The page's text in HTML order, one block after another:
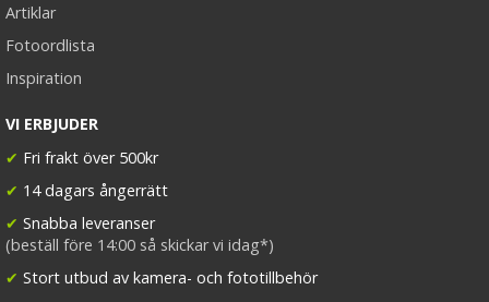
Artiklar
Fotoordlista
Inspiration
VI ERBJUDER
✔ Fri frakt över 500kr
✔ 14 dagars ångerrätt
✔ Snabba leveranser
(beställ före 14:00 så skickar vi idag*)
✔ Stort utbud av kamera- och fototillbehör